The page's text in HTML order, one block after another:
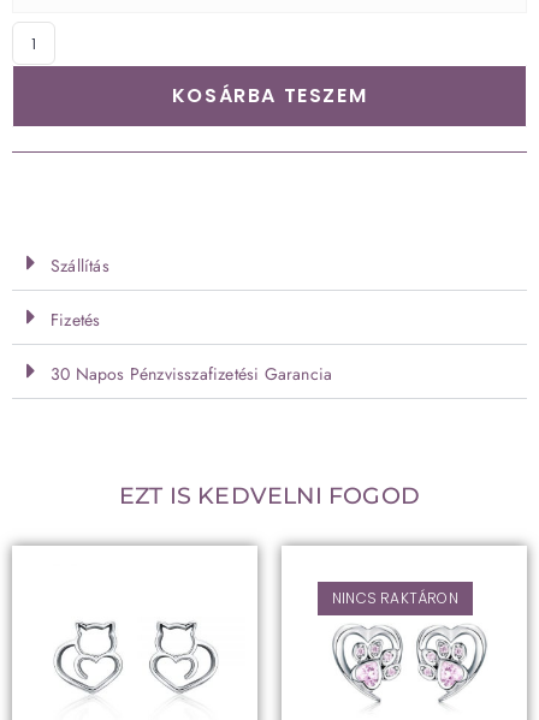
KOSÁRBA TESZEM
Szállítás
Fizetés
30 Napos Pénzvisszafizetési Garancia
EZT IS KEDVELNI FOGOD
NINCS RAKTÁRON